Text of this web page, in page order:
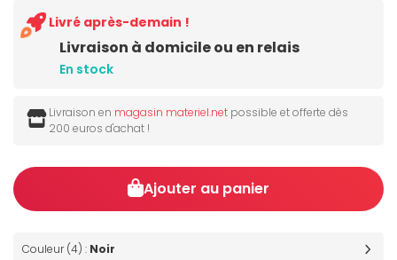
Livraison à domicile ou en relais
En stock
Livré après-demain !
Livraison en magasin materiel.net possible et offerte dès
200 euros d'achat !
Ajouter au panier
Couleur (4) : Noir